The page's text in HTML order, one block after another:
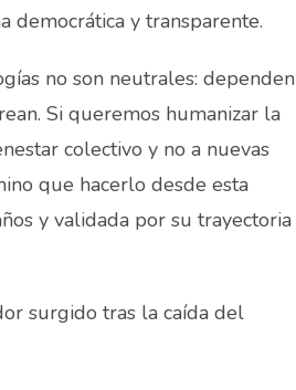
democrática y transparente.
no son neutrales: dependen
Si queremos humanizar la
colectivo y no a nuevas
que hacerlo desde esta
y validada por su trayectoria
surgido tras la caída del